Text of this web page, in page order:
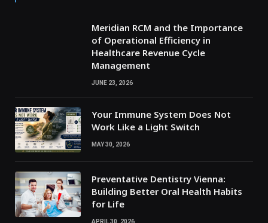
Meridian RCM and the Importance
of Operational Efficiency in
Healthcare Revenue Cycle
Management
JUNE 23, 2026
Your Immune System Does Not
Work Like a Light Switch
MAY 30, 2026
Preventative Dentistry Vienna:
Building Better Oral Health Habits
for Life